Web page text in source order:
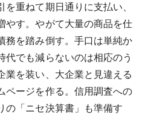
重ねて期日通りに支払い、
やす。やがて大量の商品を仕
務を踏み倒す。手口は単純か
代でも減らないのは相応のう
業を装い、大企業と見違える
ページを作る。信用調査への
の「ニセ決算書」も準備す